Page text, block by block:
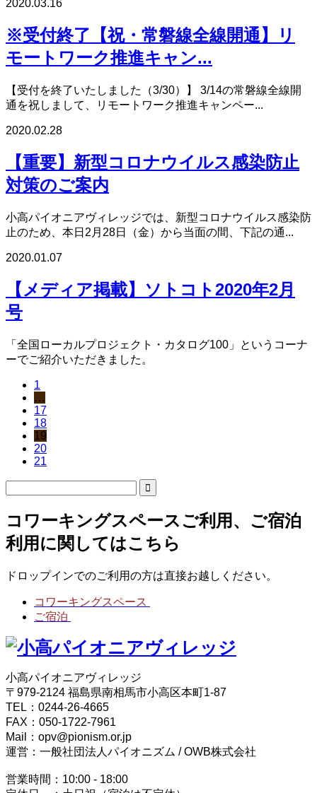
2020.03.16
※受付終了【祝・常磐線全線開通】リ
モートワーク推進キャン...
【受付を終了いたしました（3/30）】 3/14の常磐線全線開
通を祝しまして、リモートワーク推進キャンペー...
2020.02.28
【重要】新型コロナウイルス感染防止
対策のご案内
小高パイオニアヴィレッジでは、新型コロナウイルス感染防
止のため、本日2月28日（金）から当面の間、下記の通...
2020.01.07
【メディア掲載】ソトコト2020年2月
号
「全国ローカルプロジェクト・カタログ100」というコーナ
ーでご紹介いただきました。
1
…
17
18
19
20
21
コワーキングスペースご利用、ご宿泊
利用に関してはこちら
ドロップインでのご利用の方は直接お越しください。
コワーキングスペース
ご宿泊
小高パイオニアヴィレッジ
〒979-2124 福島県南相馬市小高区本町1-87
TEL：0244-26-4665
FAX：050-1722-7961
Mail：opv@pionism.or.jp
運営：一般社団法人パイオニズム / OWB株式会社
営業時間：10:00 - 18:00